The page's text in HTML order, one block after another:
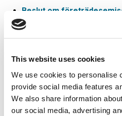
This website uses cookies
We use cookies to personalise
provide social media features
We also share information
our social media, advertising
Beslut om
2022-10-30: Styrelsen i
kvittningsemission och
förutsättning av
2022-11-04: Kallelse till